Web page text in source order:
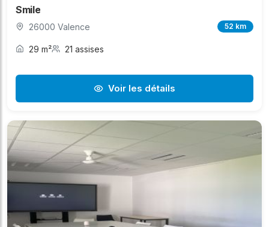
Smile
26000 Valence 52 km
29 m² 21 assises
Voir les détails